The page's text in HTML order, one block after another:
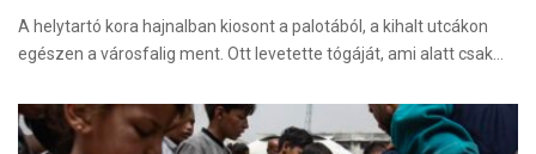
A helytartó kora hajnalban kiosont a palotából, a kihalt utcákon
egészen a városfalig ment. Ott levetette tógáját, ami alatt csak…